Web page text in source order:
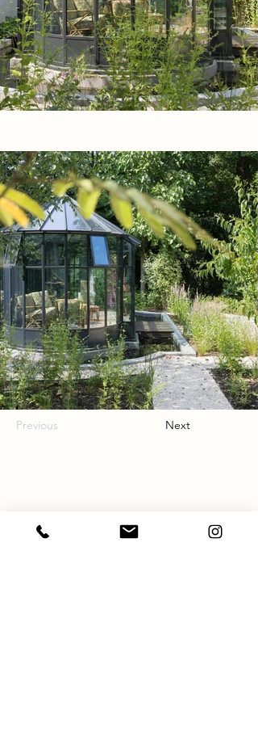
Previous Next